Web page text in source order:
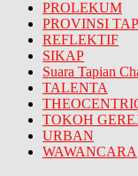
PROLEKUM
PROVINSI
REFLEKTIF
SIKAP
Suara Tapian
TALENTA
TOKOH
URBAN
WAWANCARA